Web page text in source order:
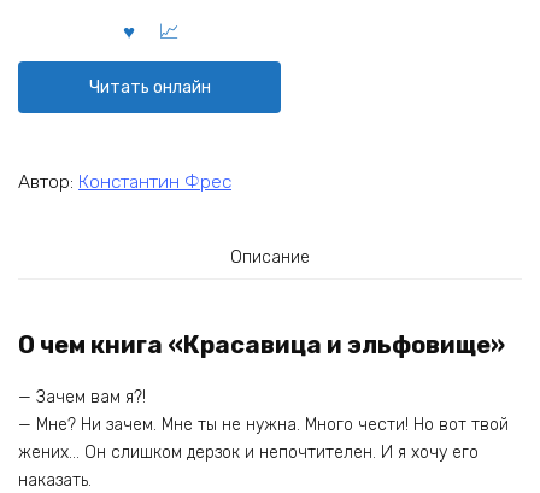
Читать онлайн
Автор: Константин Фрес
Описание
О чем книга «Красавица и эльфовище»
— Зачем вам я?!
— Мне? Ни зачем. Мне ты не нужна. Много чести! Но вот твой
жених… Он слишком дерзок и непочтителен. И я хочу его
наказать.